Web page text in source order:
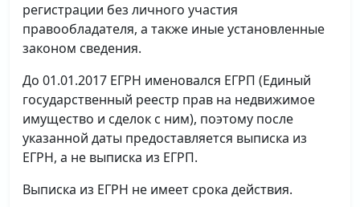
регистрации без личного участия
правообладателя, а также иные установленные
законом сведения.
До 01.01.2017 ЕГРН именовался ЕГРП (Единый
государственный реестр прав на недвижимое
имущество и сделок с ним), поэтому после
указанной даты предоставляется выписка из
ЕГРН, а не выписка из ЕГРП.
Выписка из ЕГРН не имеет срока действия.